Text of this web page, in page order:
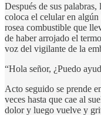
Después de sus
coloca el celular en algún
rosea combustible que
de haber arrojado el
voz del vigilante de la
“Hola señor, ¿Puedo
Acto seguido se prende
veces hasta que cae al
dolor y luego vuelve y